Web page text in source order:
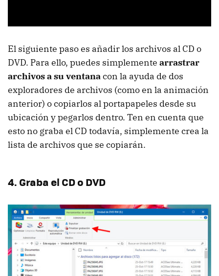
El siguiente paso es añadir los archivos al CD o
DVD. Para ello, puedes simplemente arrastrar
archivos a su ventanacon la ayuda de dos
exploradores de archivos (como en la animación
anterior) o copiarlos al portapapeles desde su
ubicación y pegarlos dentro. Ten en cuenta que
esto no graba el CD todavía, simplemente crea la
lista de archivos que se copiarán.
4. Graba el CD o DVD